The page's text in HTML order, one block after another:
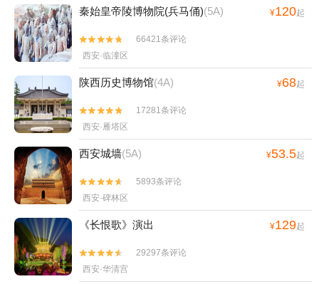
秦始皇帝陵博物院(兵马俑)(5A) ¥120起


66421条评论
西安·临潼区
陕西历史博物馆(4A) ¥68起


17281条评论
西安·雁塔区
西安城墙(5A) ¥53.5起


5893条评论
西安·碑林区
《长恨歌》演出 ¥129起


29297条评论
西安·华清宫